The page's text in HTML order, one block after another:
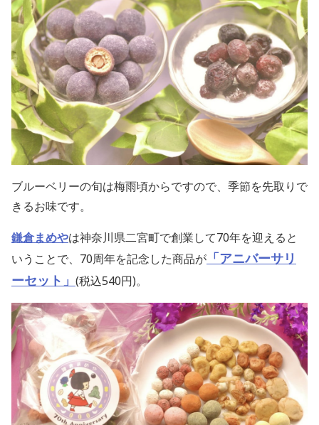
ブルーベリーの旬は梅雨頃からですので、季節を先取りで
きるお味です。
鎌倉まめやは神奈川県二宮町で創業して70年を迎えると
いうことで、 70周年を記念した商品が 「アニバーサリ
ーセット 」 (税込540円)。